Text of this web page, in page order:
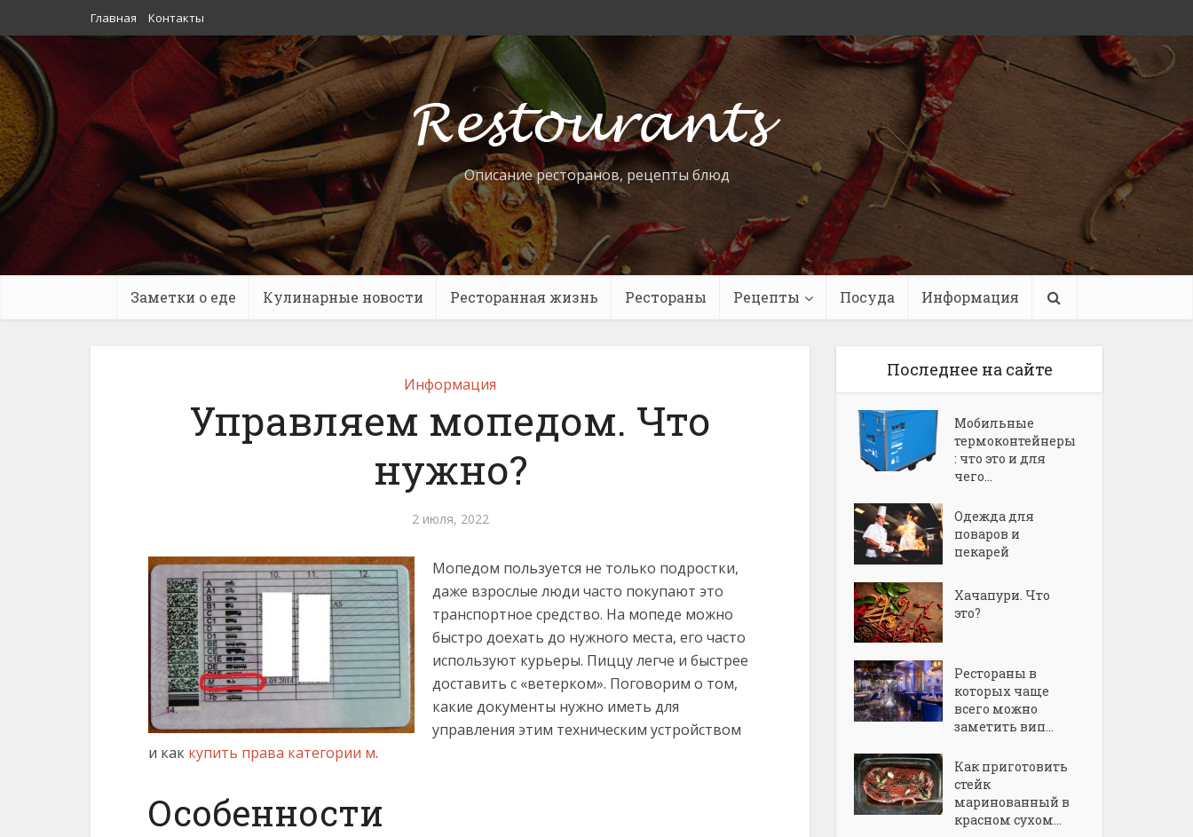
Главная Контакты
Описание ресторанов, рецепты блюд
Заметки о еде Кулинарные новости Ресторанная жизнь Рестораны Рецепты Посуда Информация
Информация
Управляем мопедом. Что
нужно?
2 июля, 2022
Мопедом пользуется не только подростки,
даже взрослые люди часто покупают это
транспортное средство. На мопеде можно
быстро доехать до нужного места, его часто
используют курьеры. Пиццу легче и быстрее
доставить с «ветерком». Поговорим о том,
какие документы нужно иметь для
управления этим техническим устройством
и как купить права категории м.
Особенности
Последнее на сайте
Мобильные
термоконтейнеры
: что это и для
чего...
Одежда для
поваров и
пекарей
Хачапури. Что
это?
Рестораны в
которых чаще
всего можно
заметить вип...
Как приготовить
стейк
маринованный в
красном сухом...